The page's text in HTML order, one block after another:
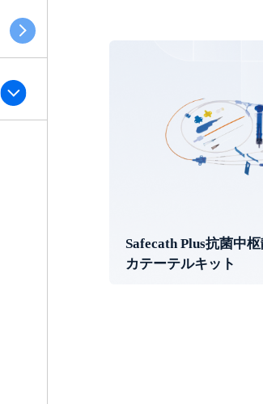
Safecath Plus抗菌中
カテーテルキット